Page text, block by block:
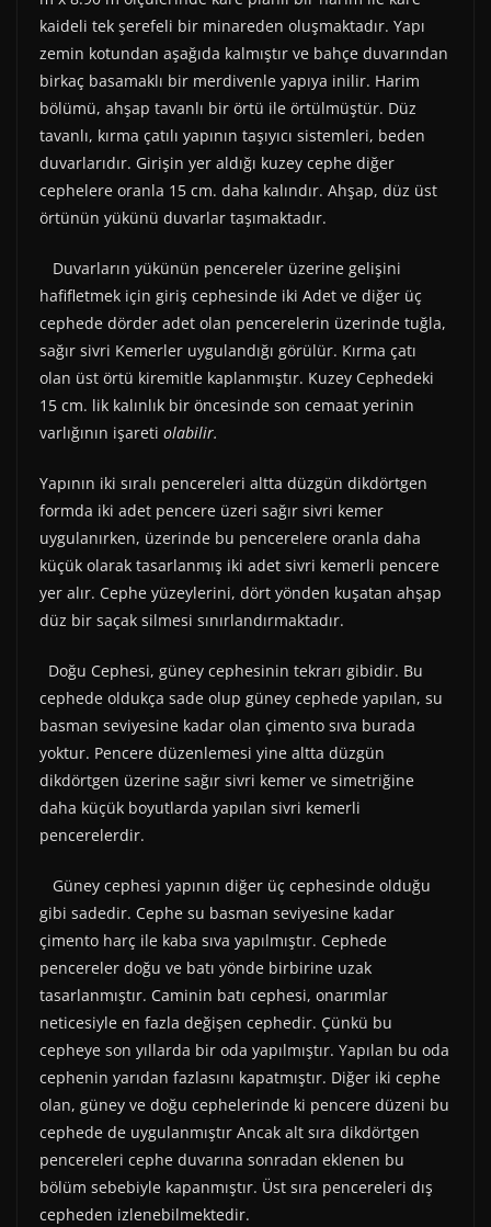
kaideli tek şerefeli bir minareden oluşmaktadır. Yapı
zemin kotundan aşağıda kalmıştır ve bahçe duvarından
birkaç basamaklı bir merdivenle yapıya inilir. Harim
bölümü, ahşap tavanlı bir örtü ile örtülmüştür. Düz
tavanlı, kırma çatılı yapının taşıyıcı sistemleri, beden
duvarlarıdır. Girişin yer aldığı kuzey cephe diğer
cephelere oranla 15 cm. daha kalındır. Ahşap, düz üst
örtünün yükünü duvarlar taşımaktadır.
Duvarların yükünün pencereler üzerine gelişini
hafifletmek için giriş cephesinde iki Adet ve diğer üç
cephede dörder adet olan pencerelerin üzerinde tuğla,
sağır sivri Kemerler uygulandığı görülür. Kırma çatı
olan üst örtü kiremitle kaplanmıştır. Kuzey Cephedeki
15 cm. lik kalınlık bir öncesinde son cemaat yerinin
varlığının işareti olabilir.
Yapının iki sıralı pencereleri altta düzgün dikdörtgen
formda iki adet pencere üzeri sağır sivri kemer
uygulanırken, üzerinde bu pencerelere oranla daha
küçük olarak tasarlanmış iki adet sivri kemerli pencere
yer alır. Cephe yüzeylerini, dört yönden kuşatan ahşap
düz bir saçak silmesi sınırlandırmaktadır.
Doğu Cephesi, güney cephesinin tekrarı gibidir. Bu
cephede oldukça sade olup güney cephede yapılan, su
basman seviyesine kadar olan çimento sıva burada
yoktur. Pencere düzenlemesi yine altta düzgün
dikdörtgen üzerine sağır sivri kemer ve simetriğine
daha küçük boyutlarda yapılan sivri kemerli
pencerelerdir.
Güney cephesi yapının diğer üç cephesinde olduğu
gibi sadedir. Cephe su basman seviyesine kadar
çimento harç ile kaba sıva yapılmıştır. Cephede
pencereler doğu ve batı yönde birbirine uzak
tasarlanmıştır. Caminin batı cephesi, onarımlar
neticesiyle en fazla değişen cephedir. Çünkü bu
cepheye son yıllarda bir oda yapılmıştır. Yapılan bu oda
cephenin yarıdan fazlasını kapatmıştır. Diğer iki cephe
olan, güney ve doğu cephelerinde ki pencere düzeni bu
cephede de uygulanmıştır Ancak alt sıra dikdörtgen
pencereleri cephe duvarına sonradan eklenen bu
bölüm sebebiyle kapanmıştır. Üst sıra pencereleri dış
cepheden izlenebilmektedir.